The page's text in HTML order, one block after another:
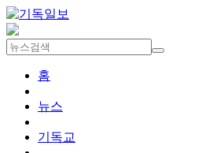
홈
뉴스
기독교